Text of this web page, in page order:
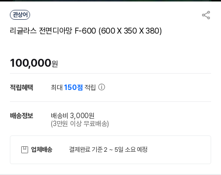
관상어
리글라스 전면디아망 F-600 (600 X 350 X 380)
100,000원
적립혜택 최대150점 적립
배송정보
배송비 3,000원
(3만원 이상 무료배송)
업체배송 결제완료 기준 2 ~ 5일 소요 예정